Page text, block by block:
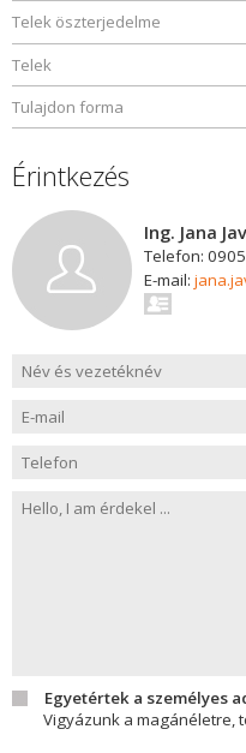
Telek öszterjedelme
Telek
Tulajdon forma
Érintkezés
Ing. Jana
Telefon:
E-mail:
Egyetértek a személyes
Vigyázunk a magánéletre,